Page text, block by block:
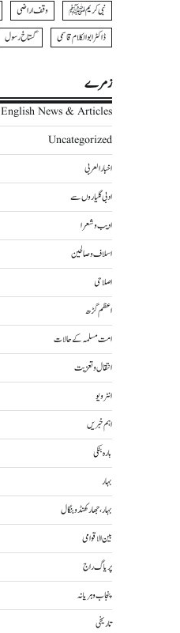
نبی کریمﷺ
وقف اراضی
ڈاکٹر ابوالکلام قاسمی
گستاخ رسول
زمرے
English News & Articles
Uncategorized
اخبار العربی
ادبی گلیاروں سے
ادیب و شعرا
اسلاف و صالحین
اصلاحی
اعظم گڑھ
امت مسلمہ کے حالات
انتقال و تعزیت
انٹرویو
اہم خبریں
بارہ بنکی
بہار
بہار، جھارکھنڈ و بنگال
بین الاقوامی
پریاگ راج
پنجاب و ہریانہ
تاریخی